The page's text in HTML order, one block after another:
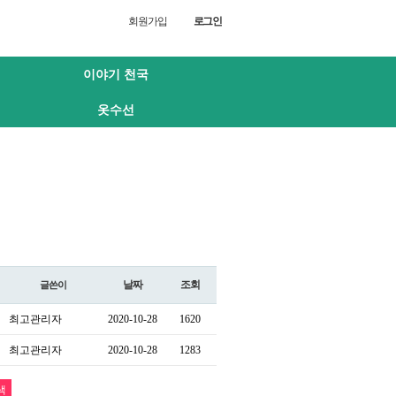
회원가입 로그인
이야기 천국
옷수선
글쓴이 날짜 조회
최고관리자 2020-10-28 1620
최고관리자 2020-10-28 1283